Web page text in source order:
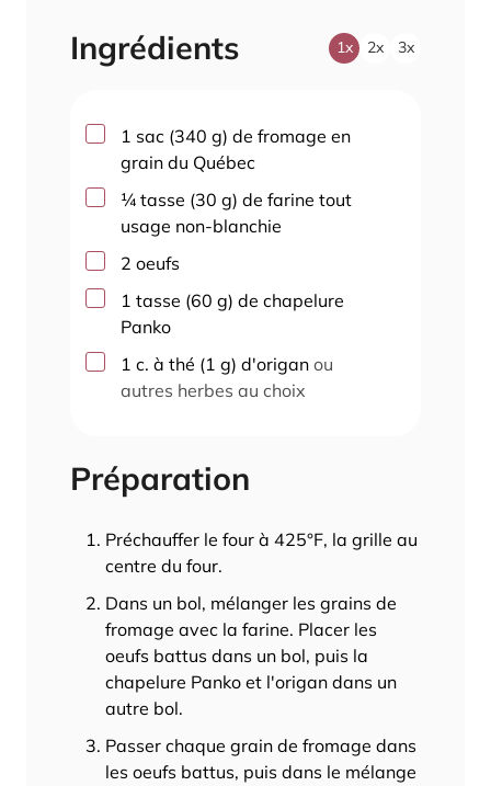
Ingrédients 1x 2x 3x
▢1 sac (340 g) de fromage en
grain du Québec
▢
¼ tasse (30 g) de farine tout
usage non-blanchie
▢
2 oeufs
▢1 tasse (60 g) de chapelure
Panko
▢1 c. à thé (1 g) d'origan ou
autres herbes au choix
Préparation
Préchauffer le four à 425°F, la grille au
centre du four.
Dans un bol, mélanger les grains de
fromage avec la farine. Placer les
oeufs battus dans un bol, puis la
chapelure Panko et l'origan dans un
autre bol.
Passer chaque grain de fromage dans
les oeufs battus, puis dans le mélange